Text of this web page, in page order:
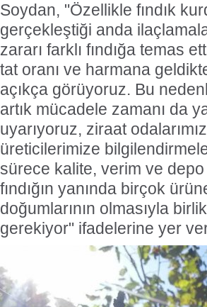
Soydan, "Özellikle fındık
gerçekleştiği anda
zararı farklı fındığa temas
tat oranı ve harmana
açıkça görüyoruz. Bu
artık mücadele zamanı da
uyarıyoruz, ziraat
üreticilerimize
sürece kalite, verim ve
fındığın yanında birçok
doğumlarının olmasıyla
gerekiyor" ifadelerine yer